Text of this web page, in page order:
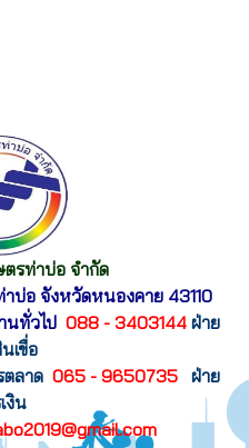
รท่าบ่อ จำกัด
าบ่อ จังหวัดหนองคาย 43110
นทั่วไป 088 - 3403144 ฝ่าย
เขื่อ
ตลาด 065 - 9650735 ฝ่าย
งิน